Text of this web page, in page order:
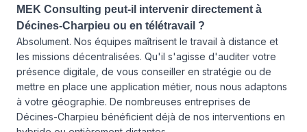
MEK Consulting peut-il intervenir directement à
Décines-Charpieu ou en télétravail ?
Absolument. Nos équipes maîtrisent le travail à distance et
les missions décentralisées. Qu'il s'agisse d'auditer votre
présence digitale, de vous conseiller en stratégie ou de
mettre en place une application métier, nous nous adaptons
à votre géographie. De nombreuses entreprises de
Décines-Charpieu bénéficient déjà de nos interventions en